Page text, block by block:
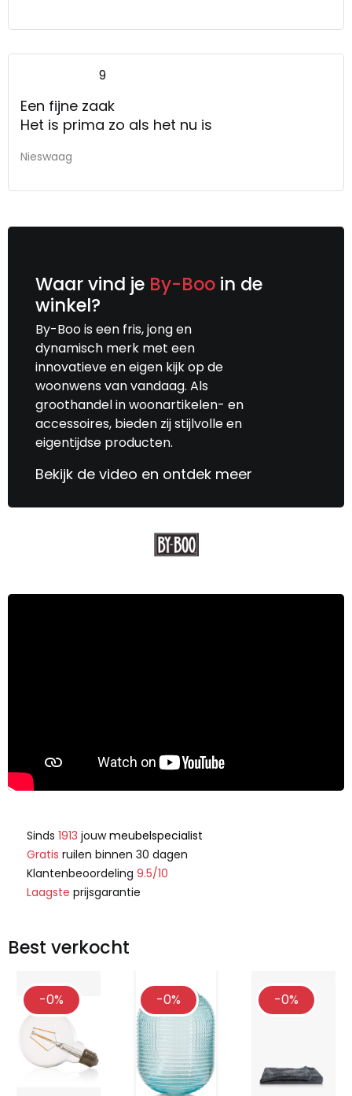
9
Een fijne zaak
Het is prima zo als het nu is
Nieswaag
Waar vind je By-Boo in de
winkel?
By-Boo is een fris, jong en
dynamisch merk met een
innovatieve en eigen kijk op de
woonwens van vandaag. Als
groothandel in woonartikelen- en
accessoires, bieden zij stijlvolle en
eigentijdse producten.
Bekijk de video en ontdek meer
Sinds 1913 jouwmeubelspecialist
Gratis ruilen binnen 30 dagen
Klantenbeoordeling 9.5/10
Laagste prijsgarantie
Best verkocht
-0% -0% -0%